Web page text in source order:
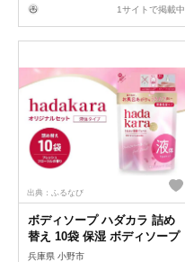
1サイトで掲載中
出典：ふるなび
ボディソープ ハダカラ 詰め
替え 10袋 保湿 ボディソープ
兵庫県 小野市